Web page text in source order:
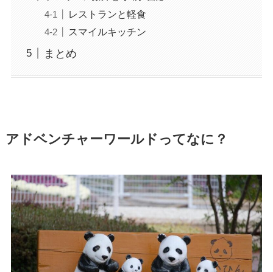
レストランと軽食
スマイルキッチン
まとめ
アドベンチャーワールドってなに？